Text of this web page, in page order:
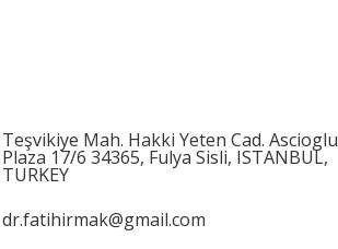
Teşvikiye Mah. Hakki Yeten Cad. Ascioglu
Plaza 17/6 34365, Fulya Sisli, ISTANBUL,
TURKEY
dr.fatihirmak@gmail.com